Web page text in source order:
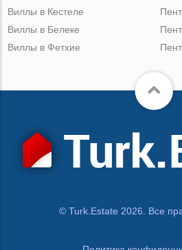
Виллы в Кестеле
Виллы в Белеке
Виллы в Фетхие
© Turk.Estate 2026. Все